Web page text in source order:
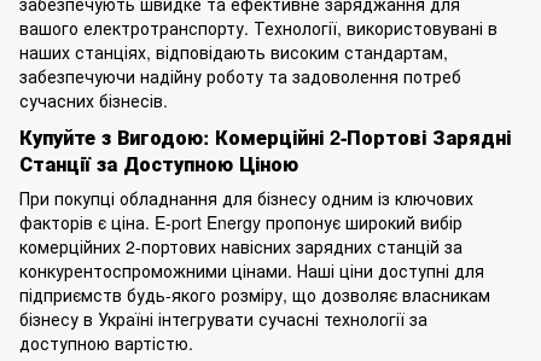
вашого електротранспорту. Технології, використовувані в
наших станціях, відповідають високим стандартам,
забезпечуючи надійну роботу та задоволення потреб
сучасних бізнесів.
Купуйте з Вигодою: Комерційні 2-Портові Зарядні
Станції за Доступною Ціною
При покупці обладнання для бізнесу одним із ключових
факторів є ціна. E-port Energy пропонує широкий вибір
комерційних 2-портових навісних зарядних станцій за
конкурентоспроможними цінами. Наші ціни доступні для
підприємств будь-якого розміру, що дозволяє власникам
бізнесу в Україні інтегрувати сучасні технології за
доступною вартістю.